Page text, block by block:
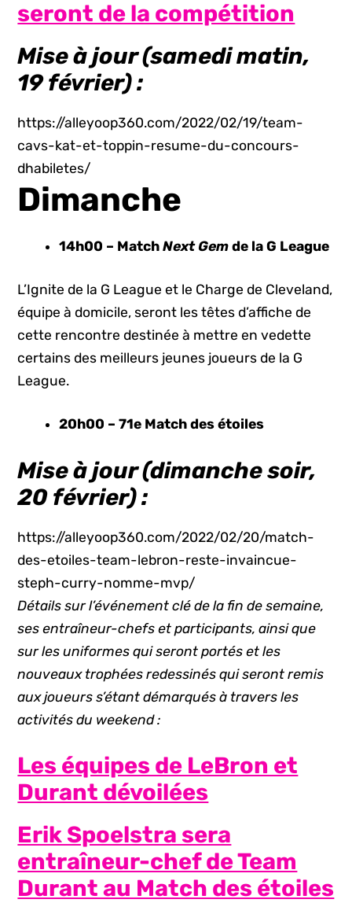
seront de la compétition
Mise à jour (samedi matin,
19 février) :
https://alleyoop360.com/2022/02/19/team-
cavs-kat-et-toppin-resume-du-concours-
dhabiletes/
Dimanche
14h00 – MatchNext Gem de la G League
L’Ignite de la G League et le Charge de Cleveland,
équipe à domicile, seront les têtes d’affiche de
cette rencontre destinée à mettre en vedette
certains des meilleurs jeunes joueurs de la G
League.
20h00 – 71e Match des étoiles
Mise à jour (dimanche soir,
20 février) :
https://alleyoop360.com/2022/02/20/match-
des-etoiles-team-lebron-reste-invaincue-
steph-curry-nomme-mvp/
Détails sur l’événement clé de la fin de semaine,
ses entraîneur-chefs et participants, ainsi que
sur les uniformes qui seront portés et les
nouveaux trophées redessinés qui seront remis
aux joueurs s’étant démarqués à travers les
activités du weekend :
Les équipes de LeBron et
Durant dévoilées
Erik Spoelstra sera
entraîneur-chef de Team
Durant au Match des étoiles